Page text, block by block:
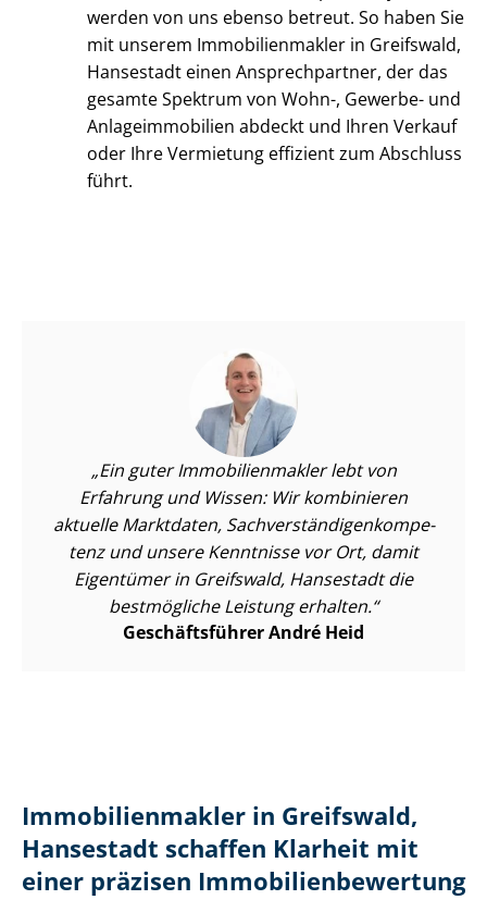
werden von uns ebenso betreut. So haben Sie
mit unserem Im­mo­bi­li­en­mak­ler in Greifswald,
Hansestadt einen Ansprechpartner, der das
gesamte Spektrum von Wohn-, Gewerbe- und
An­la­ge­im­mo­bi­li­en abdeckt und Ihren Verkauf
oder Ihre Vermietung effizient zum Abschluss
führt.
Ein guter Im­mo­bi­li­en­mak­ler lebt von
Erfahrung und Wissen: Wir kombinieren
aktuelle Marktdaten, Sach­ver­stän­di­gen­kom­pe­
tenz und unsere Kenntnisse vor Ort, damit
Eigentümer in Greifswald, Hansestadt die
bestmögliche Leistung erhalten.
Geschäftsführer André Heid
Im­mo­bi­li­en­mak­ler in Greifswald,
Hansestadt schaffen Klarheit mit
einer präzisen Im­mo­bi­li­en­be­wer­tung